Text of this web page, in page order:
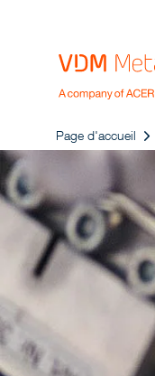
Page d'accueil